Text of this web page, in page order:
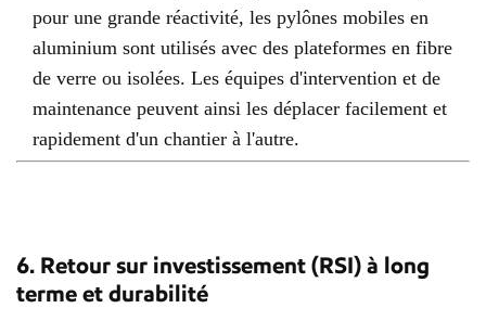
pour une grande réactivité, les pylônes mobiles en
aluminium sont utilisés avec des plateformes en fibre
de verre ou isolées. Les équipes d'intervention et de
maintenance peuvent ainsi les déplacer facilement et
rapidement d'un chantier à l'autre.
6. Retour sur investissement (RSI) à long
terme et durabilité